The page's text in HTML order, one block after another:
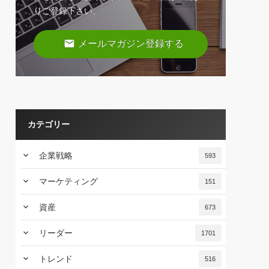
りご登録下さい。
email メールマガジン登録する
カテゴリー
keyboard_arrow_down 企業戦略 593
keyboard_arrow_down マーケティング 151
keyboard_arrow_down 資産 673
keyboard_arrow_down リーダー 1701
keyboard_arrow_down トレンド 516